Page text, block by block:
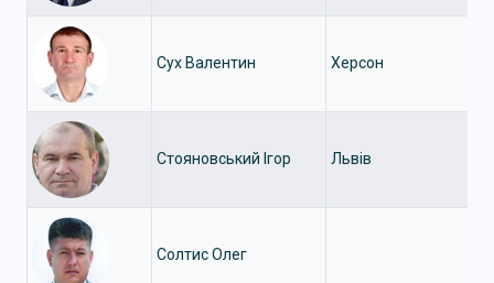
Сух Валентин Херсон
Стояновський Ігор Львів
Солтис Олег